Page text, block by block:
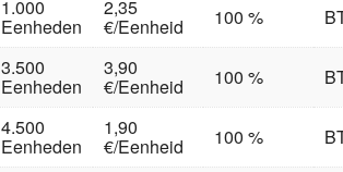
1.000
Eenheden
2,35
€/Eenheid 100 %
3.500
Eenheden
3,90
€/Eenheid 100 %
4.500
Eenheden
1,90
€/Eenheid 100 %